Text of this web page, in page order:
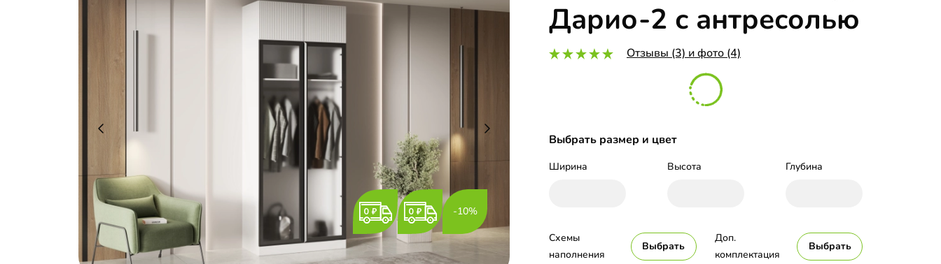
-10%
Дарио-2 с антресолью
Отзывы (3) и фото (4)
Выбрать размер и цвет
Ширина Высота Глубина
Схемы
наполнения
Выбрать
Доп.
комплектация
Выбрать